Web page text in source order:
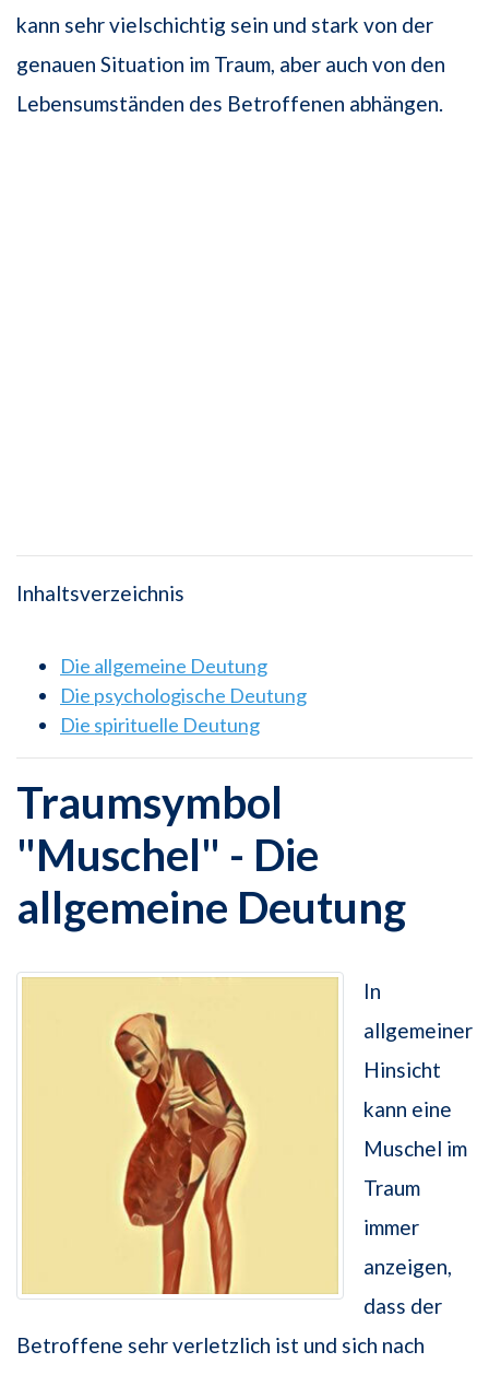
kann sehr vielschichtig sein und stark von der
genauen Situation im Traum, aber auch von den
Lebensumständen des Betroffenen abhängen.
Inhaltsverzeichnis
Die allgemeine Deutung
Die psychologische Deutung
Die spirituelle Deutung
Traumsymbol
"Muschel" - Die
allgemeine Deutung
In
allgemeiner
Hinsicht
kann eine
Muschel im
Traum
immer
anzeigen,
dass der
Betroffene sehr verletzlich ist und sich nach